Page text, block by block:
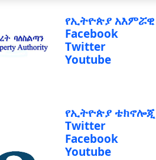
የኢትዮጵያ አእምሯዊ
Facebook
Twitter
Youtube
የኢትዮጵያ ቴክኖሎጂ
Twitter
Facebook
Youtube